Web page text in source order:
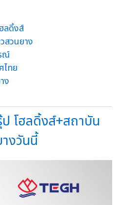
ลดิ้งส์
สวนยาง
ณ์
ไทย
ง
โฮลดิ้งส์+สถาบัน
งวันนี้